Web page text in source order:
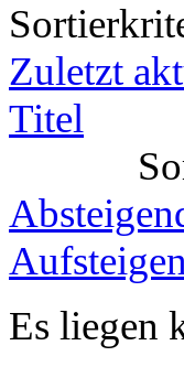
Zuletzt
Titel
Es liegen